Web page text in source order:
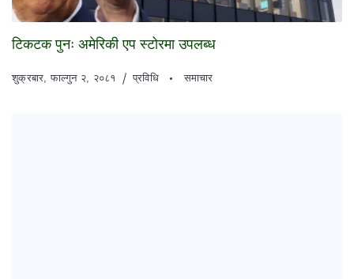
टिकटक पुनः अमेरिकी एप स्टोरमा उपलब्ध
शुक्रबार, फाल्गुन २, २०८१ प्रविधि समाचार